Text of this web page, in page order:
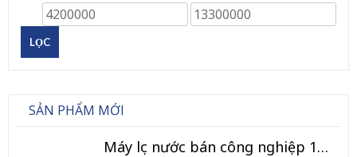
LỌC
SẢN PHẨM MỚI
Máy lọc nước bán công nghiệp 120L/h (Model TK-BCN)